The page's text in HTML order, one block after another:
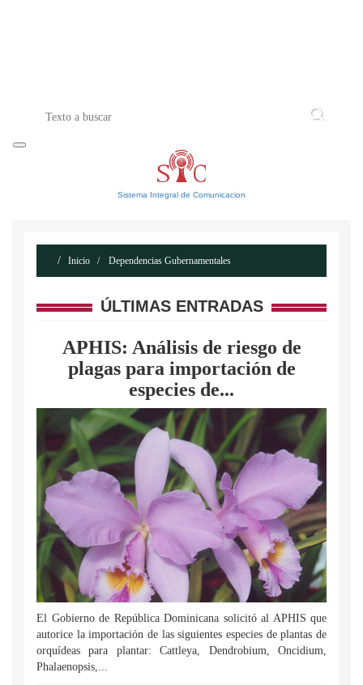
Sistema Integral de Comunicacion
Inicio Dependencias Gubernamentales
ÚLTIMAS ENTRADAS
APHIS: Análisis de riesgo de
plagas para importación de
especies de...
El Gobierno de República Dominicana solicitó al APHIS que
autorice la importación de las siguientes especies de plantas de
orquídeas para plantar: Cattleya, Dendrobium, Oncidium,
Phalaenopsis,...